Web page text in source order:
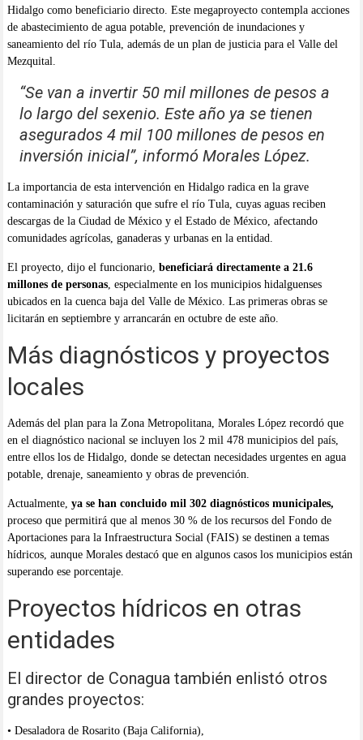
Hidalgo como beneficiario directo. Este megaproyecto contempla acciones
de abastecimiento de agua potable, prevención de inundaciones y
saneamiento del río Tula, además de un plan de justicia para el Valle del
Mezquital.
“Se van a invertir 50 mil millones de pesos a
lo largo del sexenio. Este año ya se tienen
asegurados 4 mil 100 millones de pesos en
inversión inicial”, informó Morales López.
La importancia de esta intervención en Hidalgo radica en la grave
contaminación y saturación que sufre el río Tula, cuyas aguas reciben
descargas de la Ciudad de México y el Estado de México, afectando
comunidades agrícolas, ganaderas y urbanas en la entidad.
El proyecto, dijo el funcionario, beneficiará directamente a 21.6
millones de personas, especialmente en los municipios hidalguenses
ubicados en la cuenca baja del Valle de México. Las primeras obras se
licitarán en septiembre y arrancarán en octubre de este año.
Más diagnósticos y proyectos
locales
Además del plan para la Zona Metropolitana, Morales López recordó que
en el diagnóstico nacional se incluyen los 2 mil 478 municipios del país,
entre ellos los de Hidalgo, donde se detectan necesidades urgentes en agua
potable, drenaje, saneamiento y obras de prevención.
Actualmente, ya se han concluido mil 302 diagnósticos municipales,
proceso que permitirá que al menos 30 % de los recursos del Fondo de
Aportaciones para la Infraestructura Social (FAIS) se destinen a temas
hídricos, aunque Morales destacó que en algunos casos los municipios están
superando ese porcentaje.
Proyectos hídricos en otras
entidades
El director de Conagua también enlistó otros
grandes proyectos:
• Desaladora de Rosarito (Baja California),